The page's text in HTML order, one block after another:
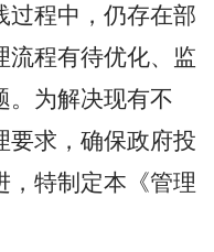
过程中，仍存在部
流程有待优化、监
。为解决现有不
要求，确保政府投
，特制定本《管理